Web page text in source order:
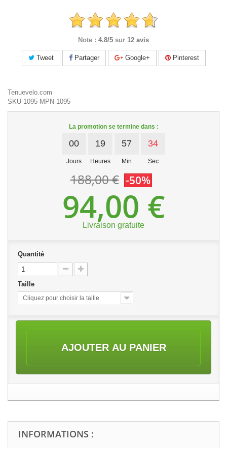
Note : 4.8/5 sur 12 avis
Tweet Partager Google+ Pinterest
Tenuevelo.com
SKU-1095 MPN-1095
La promotion se termine dans :
00
Jours
19
Heures
57
Min
34
Sec
188,00 € -50%
94,00 €
Livraison gratuite
Quantité
Taille
Cliquez pour choisir la taille
AJOUTER AU PANIER
INFORMATIONS :